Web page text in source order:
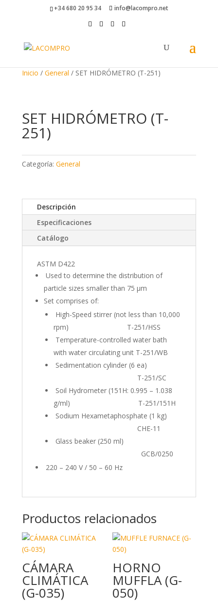
+34 680 20 95 34 info@lacompro.net
Inicio / General / SET HIDRÓMETRO (T-251)
SET HIDRÓMETRO (T-
251)
Categoría: General
Descripción
Especificaciones
Catálogo
ASTM D422
Used to determine the distribution of
particle sizes smaller than 75 µm
Set comprises of:
High-Speed stirrer (not less than 10,000
rpm) T-251/HSS
Temperature-controlled water bath
with water circulating unit T-251/WB
Sedimentation cylinder (6 ea)
T-251/SC
Soil Hydrometer (151H: 0.995 – 1.038
g/ml) T-251/151H
Sodium Hexametaphosphate (1 kg)
CHE-11
Glass beaker (250 ml)
GCB/0250
220 – 240 V / 50 – 60 Hz
Productos relacionados
CÁMARA
CLIMÁTICA
(G-035)
HORNO
MUFFLA (G-
050)